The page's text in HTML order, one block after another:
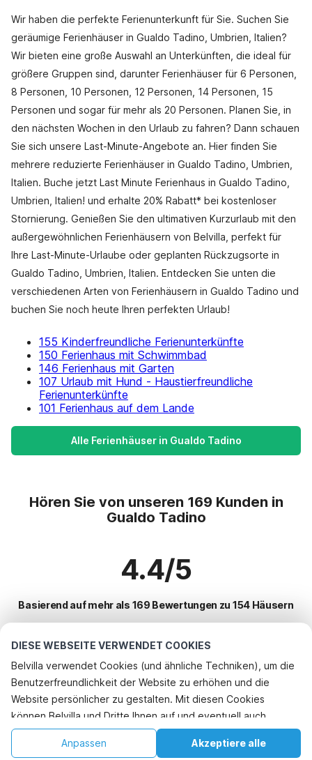
DIESE WEBSEITE VERWENDET COOKIES
Belvilla verwendet Cookies (und ähnliche Techniken), um die
Benutzerfreundlichkeit der Website zu erhöhen und die
Website persönlicher zu gestalten. Mit diesen Cookies
können Belvilla und Dritte Ihnen auf und eventuell auch
außerhalb unserer Website folgen, um Werbung Ihren
Interessen anzupassen und das Teilen von Informationen über
Akzeptiere alle
Anpassen
Wir haben die perfekte Ferienunterkunft für Sie. Suchen Sie
geräumige Ferienhäuser in Gualdo Tadino, Umbrien, Italien?
Wir bieten eine große Auswahl an Unterkünften, die ideal für
größere Gruppen sind, darunter Ferienhäuser für 6 Personen,
8 Personen, 10 Personen, 12 Personen, 14 Personen, 15
Personen und sogar für mehr als 20 Personen. Planen Sie, in
den nächsten Wochen in den Urlaub zu fahren? Dann schauen
Sie sich unsere Last-Minute-Angebote an. Hier finden Sie
mehrere reduzierte Ferienhäuser in Gualdo Tadino, Umbrien,
Italien. Buche jetzt Last Minute Ferienhaus in Gualdo Tadino,
Umbrien, Italien! und erhalte 20% Rabatt* bei kostenloser
Stornierung. Genießen Sie den ultimativen Kurzurlaub mit den
außergewöhnlichen Ferienhäusern von Belvilla, perfekt für
Ihre Last-Minute-Urlaube oder geplanten Rückzugsorte in
Gualdo Tadino, Umbrien, Italien. Entdecken Sie unten die
verschiedenen Arten von Ferienhäusern in Gualdo Tadino und
buchen Sie noch heute Ihren perfekten Urlaub!
155 Kinderfreundliche Ferienunterkünfte
150 Ferienhaus mit Schwimmbad
146 Ferienhaus mit Garten
107 Urlaub mit Hund - Haustierfreundliche
Ferienunterkünfte
101 Ferienhaus auf dem Lande
Alle Ferienhäuser in Gualdo Tadino
Hören Sie von unseren 169 Kunden in
Gualdo Tadino
4.4/5
Basierend auf mehr als 169 Bewertungen zu 154 Häusern
Beliebteste Reiseziele für Urlaub
Top-Städte mit Top-Annehmlichkeiten für den Urlaub
Kinderfreundliche Ferienunterkünfte spoleto
Kinderfreundliche Ferienunterkünfte lisciano-niccone
Kinderfreundliche Ferienunterkünfte monte-santa-maria-tiberina
Beliebte Ausstattungen für Urlaub in Gualdo-tadino
Kinderfreundliche Ferienunterkünfte
Beliebte Städte für den Urlaub in Umbrien
Telefonisch buchen
Startseite Wunschliste Buchungen Konto